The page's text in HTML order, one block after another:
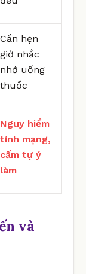
Cần hẹn
giờ nhắc
nhở uống
thuốc
Nguy hiểm
tính mạng,
cấm tự ý
làm
và